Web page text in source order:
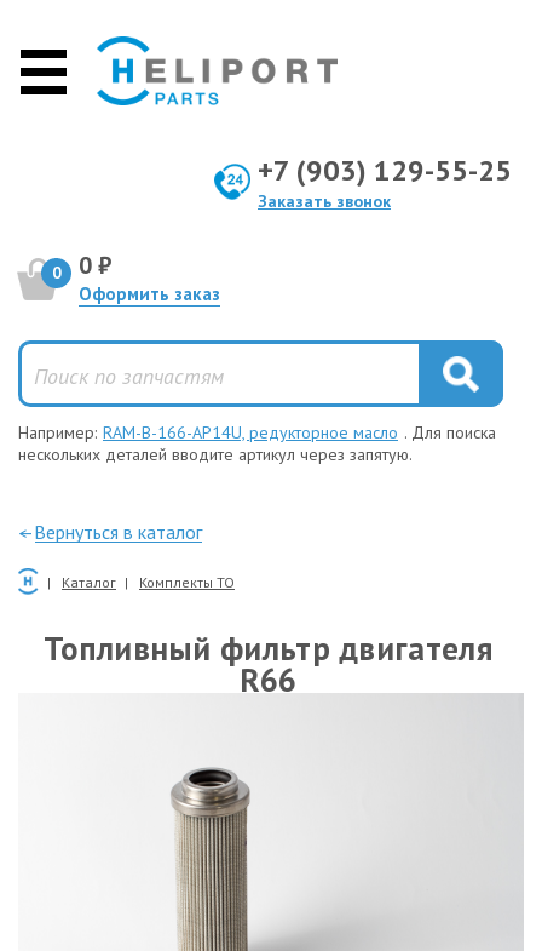
+7 (903) 129-55-25
Заказать звонок
0 0 ₽
Оформить заказ
Например: RAM-B-166-AP14U, редукторное масло . Для поиска
нескольких деталей вводите артикул через запятую.
—Вернуться в каталог
Каталог Комплекты ТО
Топливный фильтр двигателя
R66